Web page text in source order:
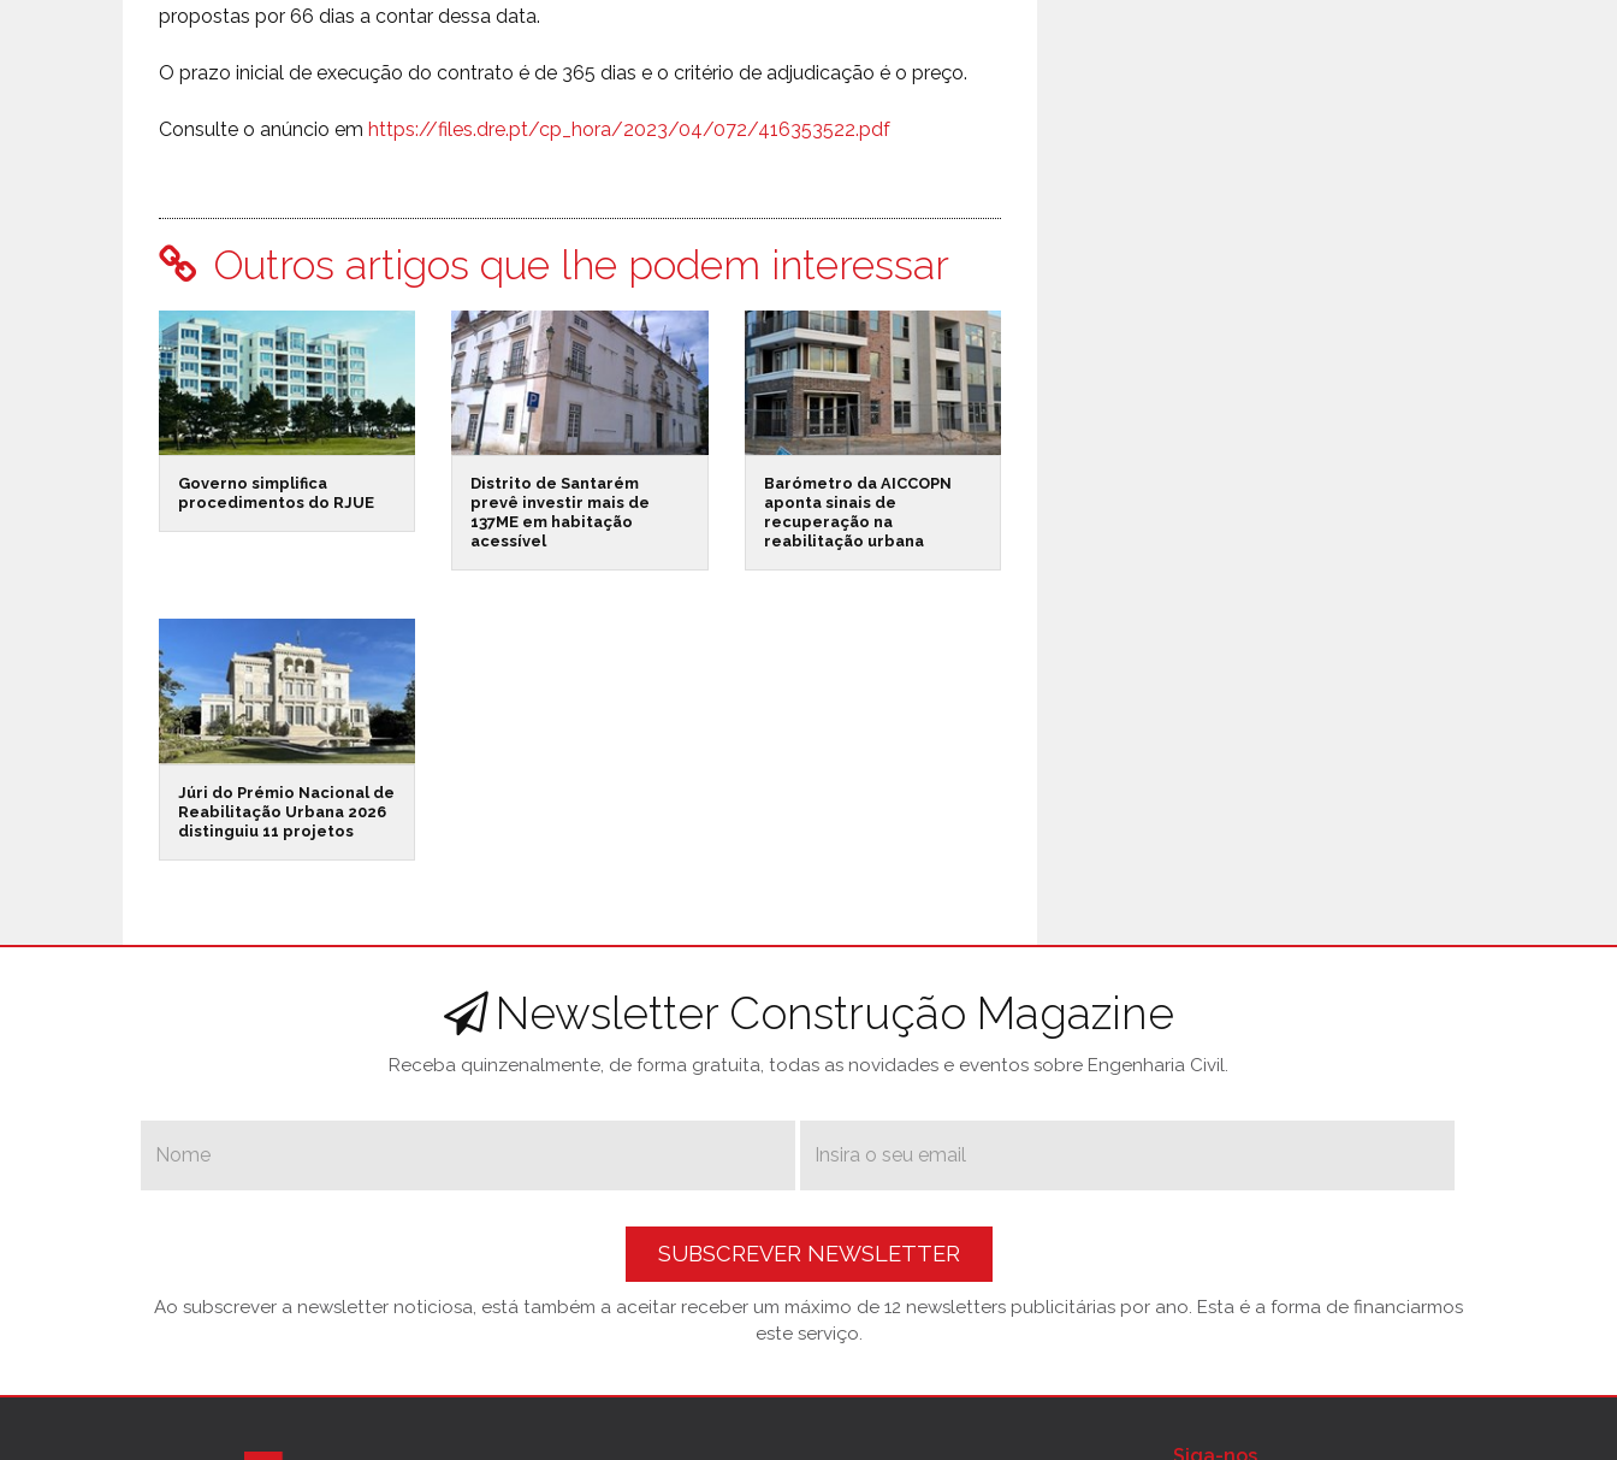
propostas por 66 dias a contar dessa data.
O prazo inicial de execução do contrato é de 365 dias e o critério de adjudicação é o preço.
Consulte o anúncio em https://files.dre.pt/cp_hora/2023/04/072/416353522.pdf
Outros artigos que lhe podem interessar
Governo simplifica
procedimentos do RJUE
Distrito de Santarém
prevê investir mais de
137ME em habitação
acessível
Barómetro da AICCOPN
aponta sinais de
recuperação na
reabilitação urbana
Júri do Prémio Nacional de
Reabilitação Urbana 2026
distinguiu 11 projetos
Newsletter Construção Magazine
Receba quinzenalmente, de forma gratuita, todas as novidades e eventos sobre Engenharia Civil.
SUBSCREVER NEWSLETTER
Ao subscrever a newsletter noticiosa, está também a aceitar receber um máximo de 12 newsletters publicitárias por ano. Esta é a forma de financiarmos
este serviço.